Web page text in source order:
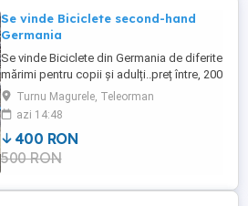
Se vinde Biciclete second-hand
Germania
Se vinde Biciclete din Germania de diferite
mărimi pentru copii și adulți..preț între, 200
și 500 roni
Turnu Magurele, Teleorman
azi 14:48
400 RON
500 RON